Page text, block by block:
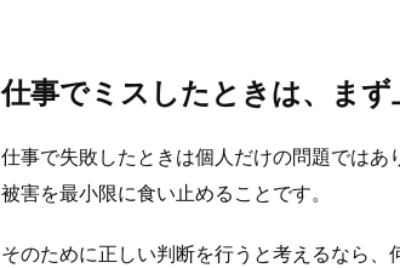
仕事でミスしたときは、ま
仕事で失敗したときは個人だけの問題ではあ
被害を最小限に食い止めることです。
そのために正しい判断を行うと考えるなら